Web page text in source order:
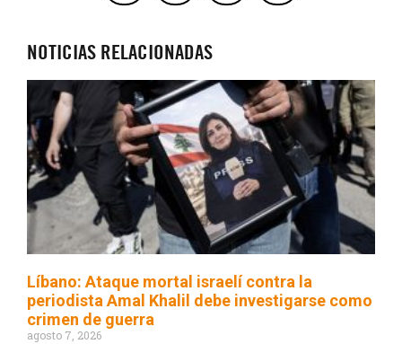
NOTICIAS RELACIONADAS
Líbano: Ataque mortal israelí contra la
periodista Amal Khalil debe investigarse como
crimen de guerra
agosto 7, 2026